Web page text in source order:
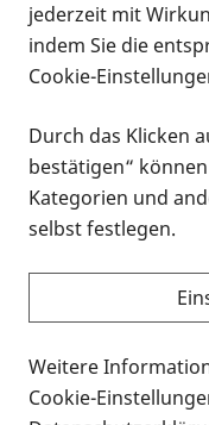
Infomaterial
Infomaterial
Vorlesen
Alle
Formaten an
Sie möchten
suchen und
können? Schauen
Thema
für blinde und
jederzeit mit
indem Sie die
Cookie-
Durch das Klicken
bestätigen“
Kategorien und
selbst festlegen.
Weitere
Cookie-